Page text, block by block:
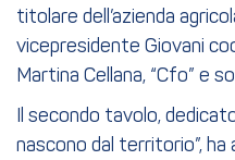
titolare dell’azienda
vicepresidente Giovani
Martina Cellana, “Cfo” e
Il secondo tavolo,
nascono dal territorio”,